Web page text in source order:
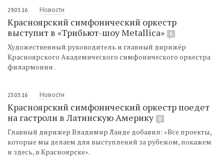
29.03.16 Новости
Красноярский симфонический оркестр
выступит в «Трибьют-шоу Мetallica»
5
Художественный руководитель и главный дирижёр
Красноярского Академического симфонического оркестра
филармонии .
23.03.16 Новости
Красноярский симфонический оркестр поедет
на гастроли в Латинскую Америку
8
Главный дирижер Владимир Ланде добавил: «Все проекты,
которые мы делаем для выступлений за рубежом, покажем
и здесь, в Красноярске».